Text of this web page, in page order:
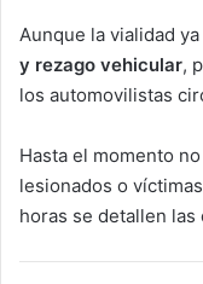
Aunque la vialidad
y rezago vehicular,
los automovilistas
Hasta el momento
lesionados o
horas se detallen las